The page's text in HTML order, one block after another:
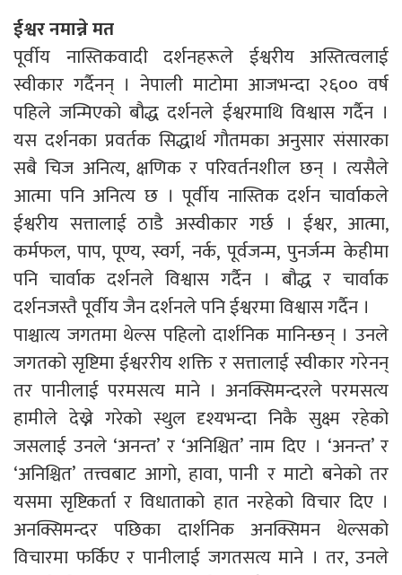
ईश्वर नमान्ने मत
पूर्वीय नास्तिकवादी दर्शनहरूले ईश्वरीय अस्तित्वलाई
स्वीकार गर्दैनन् । नेपाली माटोमा आजभन्दा २६०० वर्ष
पहिले जन्मिएको बौद्ध दर्शनले ईश्वरमाथि विश्वास गर्दैन ।
यस दर्शनका प्रवर्तक सिद्धार्थ गौतमका अनुसार संसारका
सबै चिज अनित्य, क्षणिक र परिवर्तनशील छन् । त्यसैले
आत्मा पनि अनित्य छ । पूर्वीय नास्तिक दर्शन चार्वाकले
ईश्वरीय सत्तालाई ठाडै अस्वीकार गर्छ । ईश्वर, आत्मा,
कर्मफल, पाप, पूण्य, स्वर्ग, नर्क, पूर्वजन्म, पुनर्जन्म केहीमा
पनि चार्वाक दर्शनले विश्वास गर्दैन । बौद्ध र चार्वाक
दर्शनजस्तै पूर्वीय जैन दर्शनले पनि ईश्वरमा विश्वास गर्दैन ।
पाश्चात्य जगतमा थेल्स पहिलो दार्शनिक मानिन्छन् । उनले
जगतको सृष्टिमा ईश्वररीय शक्ति र सत्तालाई स्वीकार गरेनन्
तर पानीलाई परमसत्य माने । अनक्सिमन्दरले परमसत्य
हामीले देख्ने गरेको स्थुल दृश्यभन्दा निकै सुक्ष्म रहेको
जसलाई उनले ‘अनन्त’ र ‘अनिश्चित’ नाम दिए । ‘अनन्त’ र
‘अनिश्चित’ तत्त्वबाट आगो, हावा, पानी र माटो बनेको तर
यसमा सृष्टिकर्ता र विधाताको हात नरहेको विचार दिए ।
अनक्सिमन्दर पछिका दार्शनिक अनक्सिमन थेल्सको
विचारमा फर्किए र पानीलाई जगतसत्य माने । तर, उनले